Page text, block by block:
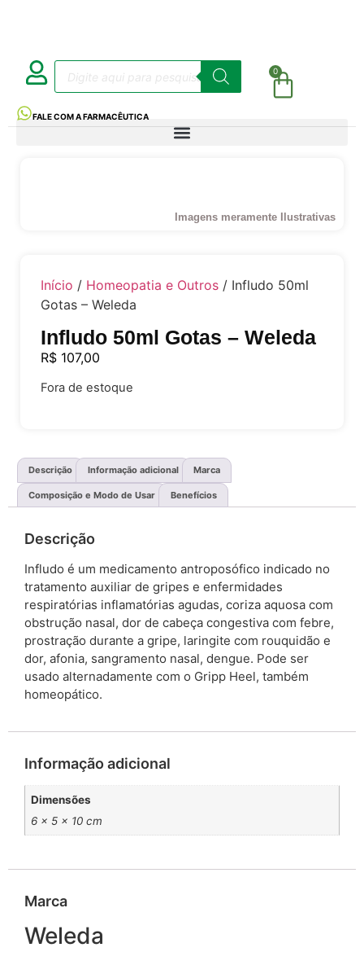
0
FALE COM A FARMACÊUTICA
Imagens meramente Ilustrativas
Início / Homeopatia e Outros / Infludo 50ml
Gotas – Weleda
Infludo 50ml Gotas – Weleda
R$ 107,00
Fora de estoque
Descrição Informação adicional Marca
Composição e Modo de Usar Benefícios
Descrição
Infludo é um medicamento antroposófico indicado no
tratamento auxiliar de gripes e enfermidades
respiratórias inflamatórias agudas, coriza aquosa com
obstrução nasal, dor de cabeça congestiva com febre,
prostração durante a gripe, laringite com rouquidão e
dor, afonia, sangramento nasal, dengue. Pode ser
usado alternadamente com o Gripp Heel, também
homeopático.
Informação adicional
Dimensões
6 × 5 × 10 cm
Marca
Weleda